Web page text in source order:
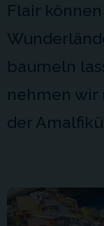
Flair
baumeln
nehmen wir
der